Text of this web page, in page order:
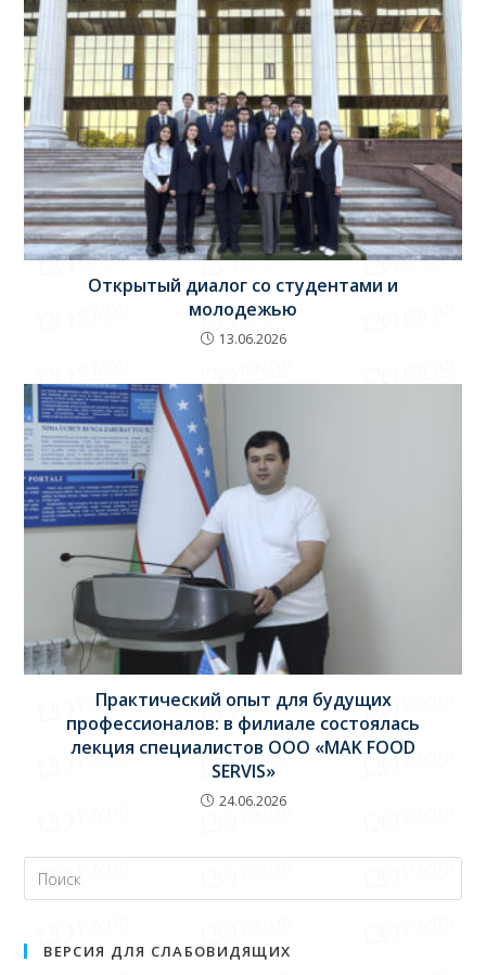
Открытый диалог со студентами и
молодежью
13.06.2026
Практический опыт для будущих
профессионалов: в филиале состоялась
лекция специалистов ООО «MAK FOOD
SERVIS»
24.06.2026
ВЕРСИЯ ДЛЯ СЛАБОВИДЯЩИХ